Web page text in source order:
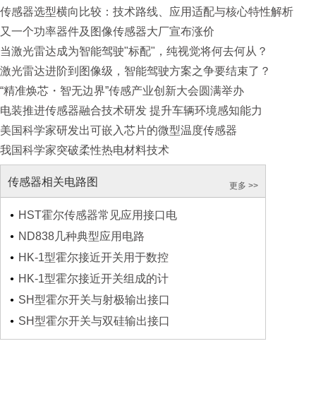
传感器选型横向比较：技术路线、应用适配与核心特性解析
又一个功率器件及图像传感器大厂宣布涨价
当激光雷达成为智能驾驶"标配"，纯视觉将何去何从？
激光雷达进阶到图像级，智能驾驶方案之争要结束了？
“精准焕芯・智无边界”传感产业创新大会圆满举办
电装推进传感器融合技术研发 提升车辆环境感知能力
美国科学家研发出可嵌入芯片的微型温度传感器
我国科学家突破柔性热电材料技术
传感器相关电路图 更多 >>
HST霍尔传感器常见应用接口电
ND838几种典型应用电路
HK-1型霍尔接近开关用于数控
HK-1型霍尔接近开关组成的计
SH型霍尔开关与射极输出接口
SH型霍尔开关与双硅输出接口